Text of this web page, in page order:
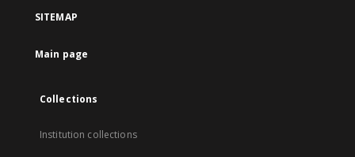
SITEMAP
Main page
Collections
Institution collections